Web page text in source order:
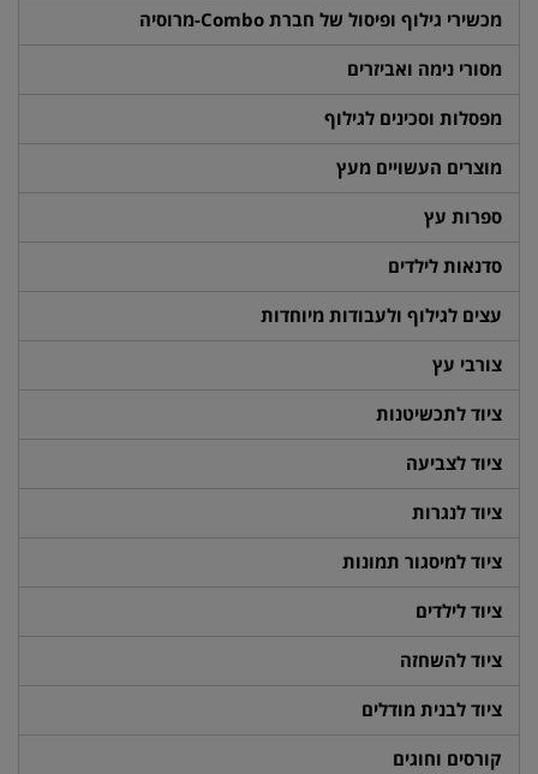
מכשירי גילוף ופיסול של חברת Combo-מרוסיה
מסורי נימה ואביזרים
מפסלות וסכינים לגילוף
מוצרים העשויים מעץ
ספרות עץ
סדנאות לילדים
עצים לגילוף ולעבודות מיוחדות
צורבי עץ
ציוד לתכשיטנות
ציוד לצביעה
ציוד לנגרות
ציוד למיסגור תמונות
ציוד לילדים
ציוד להשחזה
ציוד לבנית מודלים
קורסים וחוגים